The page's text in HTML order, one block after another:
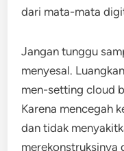
dari mata-mata
Jangan tunggu
menyesal.
men-setting cloud
Karena mencegah
dan tidak
merekonstruksinya